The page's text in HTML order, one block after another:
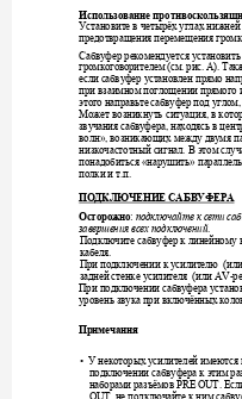
Использование
Установите в четырёх углах нижней
предотвращения перемещения
Сабвуфер рекомендуется установить
громкоговорителем (см. рис. А).
если сабвуфер установлен прямо
при взаимном поглощении прямого
этого направьте сабвуфер под углом
Может возникнуть ситуация, в
звучания сабвуфера, находясь в
волн», возникающих между двумя
низкочастотный сигнал. В этом
понадобиться «нарушить»
полки и т.п.
ПОДКЛЮЧЕНИЕ САБВУФЕРА
Осторожно: подключайте к сети
завершения всех подключений.
Подключите сабвуфер к линейному
кабеля.
При подключении к усилителю
  (
или
задней стенке усилителя
  (
или AV-
При подключении сабвуфера
уровень звука при включённых
Примечания
• У некоторых усилителей имеются
подключении сабвуфера к этим
наборами разъёмов PRE OUT.
не подключайте к ним